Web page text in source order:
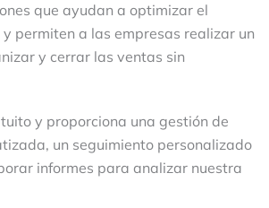
que ayudan a optimizar el
permiten a las empresas realizar un
y cerrar las ventas sin
y proporciona una gestión de
un seguimiento personalizado
informes para analizar nuestra